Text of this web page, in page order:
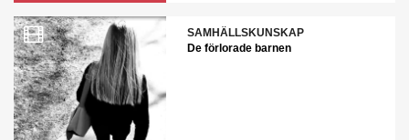
SAMHÄLLSKUNSKAP
De förlorade barnen